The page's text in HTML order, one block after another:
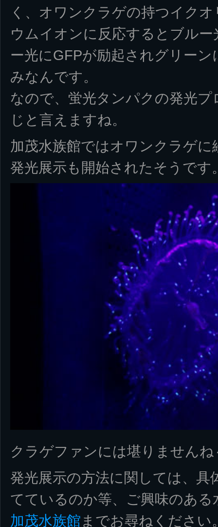
く、オワンクラゲの持つイク
ウムイオンに反応するとブル
ー光にGFPが励起されグリー
みなんです。
なので、蛍光タンパクの発光
じと言えますね。
加茂水族館ではオワンクラゲ
発光展示も開始されたそうです
クラゲファンには堪りませんね
発光展示の方法に関しては、具
てているのか等、ご興味のある
加茂水族館 までお尋ねください